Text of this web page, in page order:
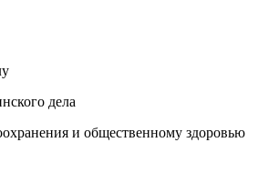
дела
и общественному здоровью